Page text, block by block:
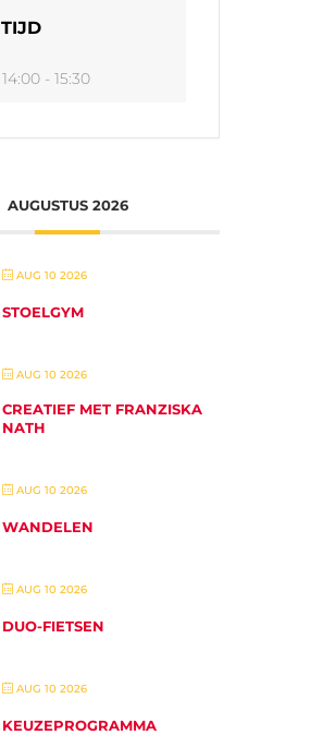
TIJD
14:00 - 15:30
AUGUSTUS 2026
AUG 10 2026
STOELGYM
AUG 10 2026
CREATIEF MET FRANZISKA
NATH
AUG 10 2026
WANDELEN
AUG 10 2026
DUO-FIETSEN
AUG 10 2026
KEUZEPROGRAMMA